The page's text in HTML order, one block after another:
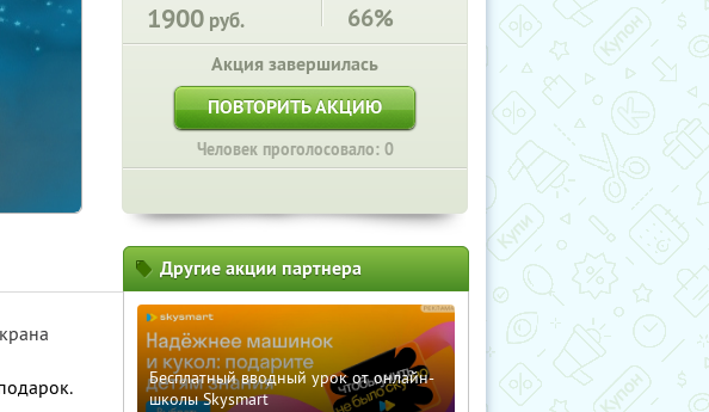
1900 руб. 66%
Акция завершилась
ПОВТОРИТЬ АКЦИЮ
Человек проголосовало: 0
Другие акции партнера
Бесплатный вводный урок от онлайн-
школы Skysmart